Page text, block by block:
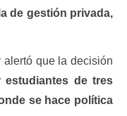
de gestión privada,
alertó que la decisión
de tres
se hace política